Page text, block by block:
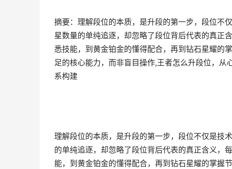
摘要：理解段位的本质，是升段的第一步，段位不
星数量的单纯追逐，却忽略了段位背后代表的真正
悉技能，到黄金铂金的懂得配合，再到钻石星耀的
足的核心能力，而非盲目操作,王者怎么升段位，
系构建
理解段位的本质，是升段的第一步，段位不仅是技
的单纯追逐，却忽略了段位背后代表的真正含义，
能，到黄金铂金的懂得配合，再到钻石星耀的掌握